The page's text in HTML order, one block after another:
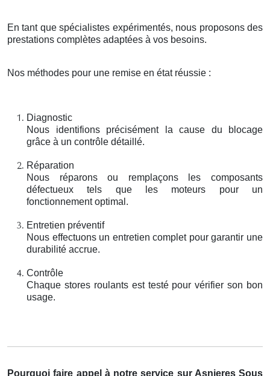
En tant que spécialistes expérimentés, nous proposons des
prestations complètes adaptées à vos besoins.
Nos méthodes pour une remise en état réussie :
Diagnostic
Nous identifions précisément la cause du blocage
grâce à un contrôle détaillé.
Réparation
Nous réparons ou remplaçons les composants
défectueux tels que les moteurs pour un
fonctionnement optimal.
Entretien préventif
Nous effectuons un entretien complet pour garantir une
durabilité accrue.
Contrôle
Chaque stores roulants est testé pour vérifier son bon
usage.
Pourquoi faire appel à notre service sur Asnieres Sous